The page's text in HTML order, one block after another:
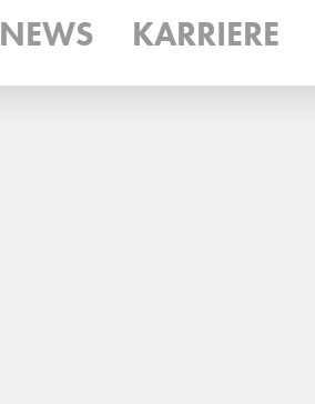
NEWS KARRIERE